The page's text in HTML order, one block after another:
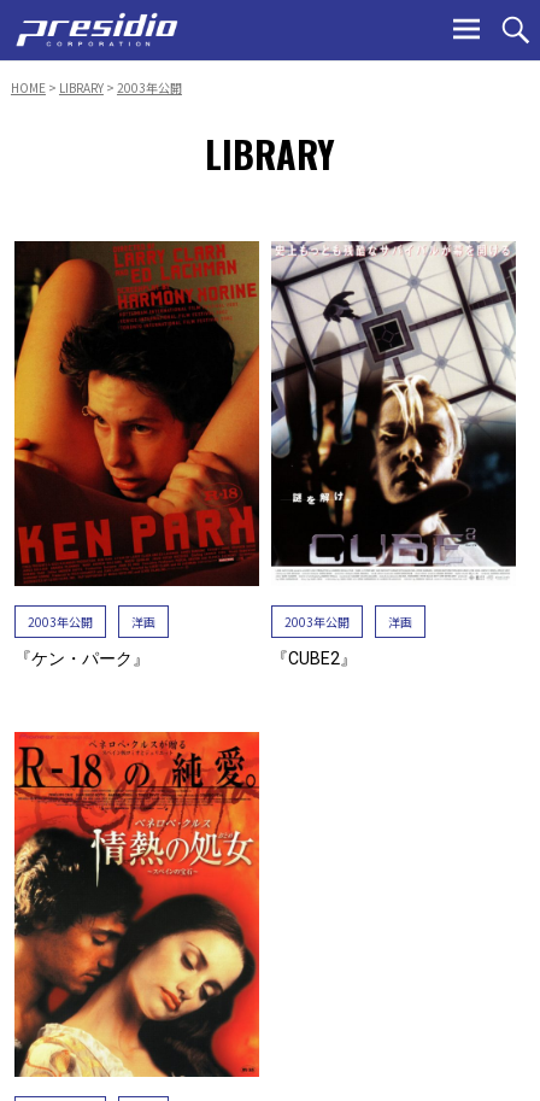
to
HOME> LIBRARY> 2003年公開
LIBRARY
2003年公開 洋画
『ケン・パーク』
2003年公開 洋画
『CUBE2』